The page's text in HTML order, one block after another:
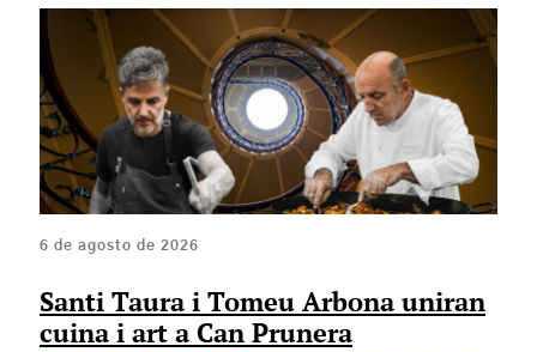
6 de agosto de 2026
Santi Taura i Tomeu Arbona uniran
cuina i art a Can Prunera